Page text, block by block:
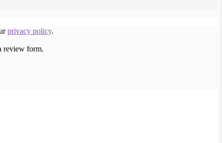
privacy policy.
review form.